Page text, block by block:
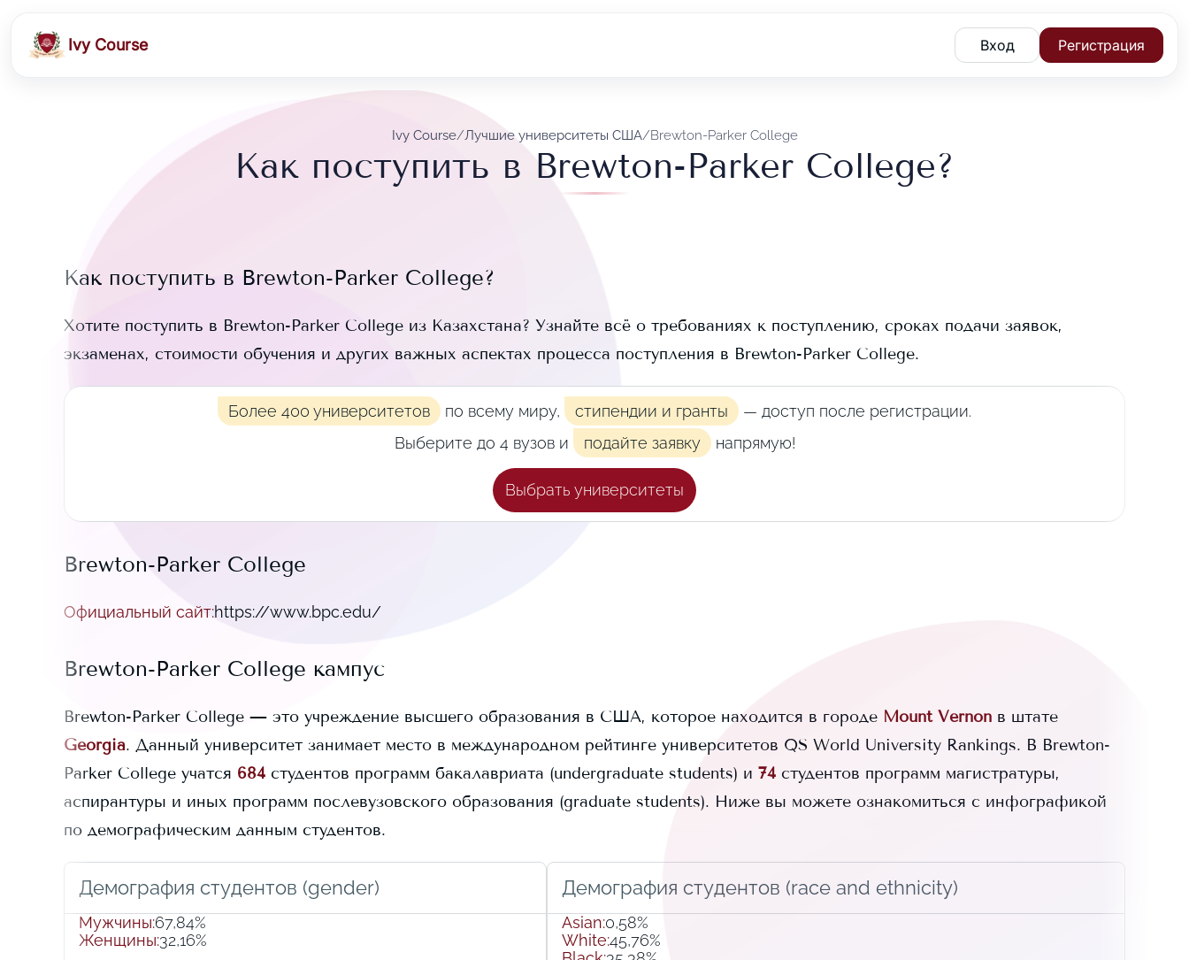
Ivy Course Вход Регистрация
Ivy Course/Лучшие университеты США/Brewton-Parker College
Как поступить в Brewton-Parker College?
Как поступить в Brewton-Parker College?
Хотите поступить в Brewton-Parker College из Казахстана? Узнайте всё о требованиях к поступлению, сроках подачи заявок,
экзаменах, стоимости обучения и других важных аспектах процесса поступления в Brewton-Parker College.
Более 400 университетов по всему миру, стипендии и гранты
— доступ после регистрации.
Выберите до 4 вузов и
подайте заявку напрямую!
Выбрать университеты
Brewton-Parker College
Официальный сайт:https://www.bpc.edu/
Brewton-Parker College кампус
Brewton-Parker College — это учреждение высшего образования в США, которое находится в городе Mount Vernon в штате
Georgia. Данный университет занимает место в международном рейтинге университетов QS World University Rankings. В Brewton-
Parker College учатся 684 студентов программ бакалавриата (undergraduate students) и 74 студентов программ магистратуры,
аспирантуры и иных программ послевузовского образования (graduate students). Ниже вы можете ознакомиться с инфографикой
по демографическим данным студентов.
Демография студентов (gender)
Мужчины:67,84%
Женщины:32,16%
Демография студентов (race and ethnicity)
Asian:0,58%
White:45,76%